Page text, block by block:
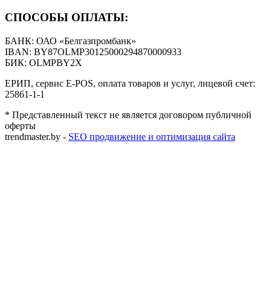
СПОСОБЫ ОПЛАТЫ:
БАНК: ОАО «Белгазпромбанк»
IBAN: BY87OLMP30125000294870000933
БИК: OLMPBY2X
ЕРИП, сервис E-POS, оплата товаров и услуг, лицевой счет:
25861-1-1
* Представленный текст не является договором публичной
оферты
trendmaster.by - SEO продвижение и оптимизация сайта